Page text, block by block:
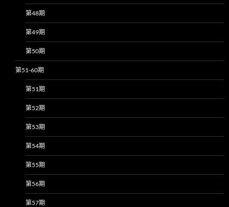
第48期
第49期
第50期
第51-60期
第51期
第52期
第53期
第54期
第55期
第56期
第57期